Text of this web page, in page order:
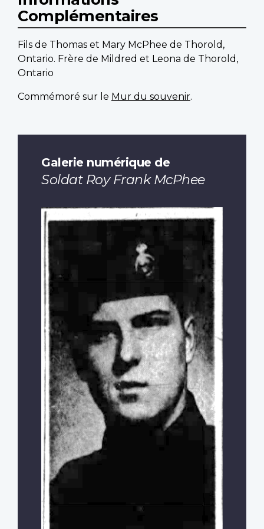
Complémentaires
Fils de Thomas et Mary McPhee de Thorold,
Ontario. Frère de Mildred et Leona de Thorold,
Ontario
Commémoré sur le Mur du souvenir.
Galerie numérique de
Soldat Roy Frank McPhee